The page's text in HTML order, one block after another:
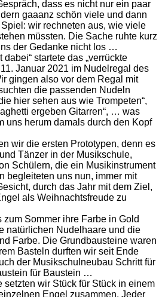
dass es nicht nur ein paar
gaaanz schön viele und dann
wir rechneten aus, wie viele
müssten. Die Sache ruhte kurz
der Gedanke nicht los …
dabei“ startete das „verrückte
Januar 2021 im Nudelregal des
gingen also vor dem Regal mit
die passenden Nudeln
hier sehen aus wie Trompeten“,
ergeben Gitarren“, … was
uns herum damals durch den Kopf
wir die ersten Prototypen, denn es
Tänzer in der Musikschule,
Schülern, die ein Musikinstrument
begleiteten uns nun, immer mit
durch das Jahr mit dem Ziel,
als Weihnachtsfreude zu
Sommer ihre Farbe in Gold
natürlichen Nudelhaare und die
Farbe. Die Grundbausteine waren
Basteln durften wir seit Ende
der Musikschulneubau Schritt für
für Baustein …
setzten wir Stück für Stück in einem
Engel zusammen. Jeder